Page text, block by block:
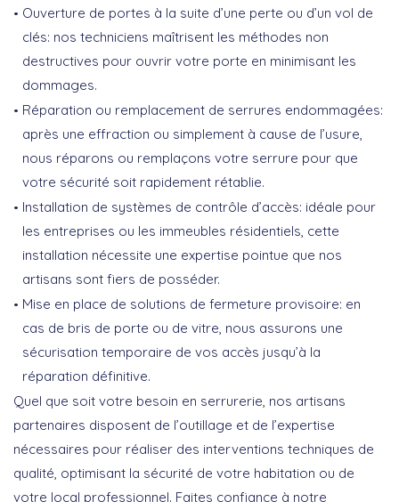
Ouverture de portes à la suite d’une perte ou d’un vol de
clés: nos techniciens maîtrisent les méthodes non
destructives pour ouvrir votre porte en minimisant les
dommages.
Réparation ou remplacement de serrures endommagées:
après une effraction ou simplement à cause de l’usure,
nous réparons ou remplaçons votre serrure pour que
votre sécurité soit rapidement rétablie.
Installation de systèmes de contrôle d’accès: idéale pour
les entreprises ou les immeubles résidentiels, cette
installation nécessite une expertise pointue que nos
artisans sont fiers de posséder.
Mise en place de solutions de fermeture provisoire: en
cas de bris de porte ou de vitre, nous assurons une
sécurisation temporaire de vos accès jusqu’à la
réparation définitive.
Quel que soit votre besoin en serrurerie, nos artisans
partenaires disposent de l’outillage et de l’expertise
nécessaires pour réaliser des interventions techniques de
qualité, optimisant la sécurité de votre habitation ou de
votre local professionnel. Faites confiance à notre